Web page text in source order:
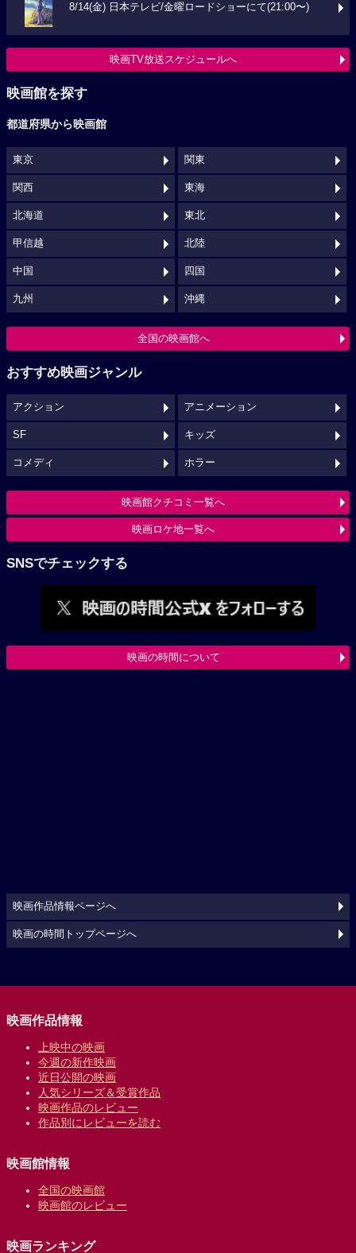
8/14(金) 日本テレビ/金曜ロードショーにて(21:00〜)
映画TV放送スケジュールへ
映画館を探す
都道府県から映画館
東京 関東
関西 東海
北海道 東北
甲信越 北陸
中国 四国
九州 沖縄
全国の映画館へ
おすすめ映画ジャンル
アクション アニメーション
SF キッズ
コメディ ホラー
映画館クチコミ一覧へ
映画ロケ地一覧へ
SNSでチェックする
映画の時間について
映画作品情報ページへ
映画の時間トップページへ
映画作品情報
上映中の映画
今週の新作映画
近日公開の映画
人気シリーズ＆受賞作品
映画作品のレビュー
作品別にレビューを読む
映画館情報
全国の映画館
映画館のレビュー
映画ランキング